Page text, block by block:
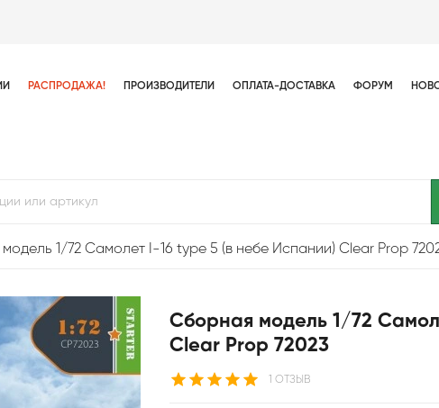
РАСПРОДАЖА! ПРОИЗВОДИТЕЛИ ОПЛАТА-ДОСТАВКА ФОРУМ
1/72 Самолет I-16 type 5 (в небе Испании) Clear Prop
Сборная модель 1/72
Clear Prop 72023
1 ОТЗЫВ